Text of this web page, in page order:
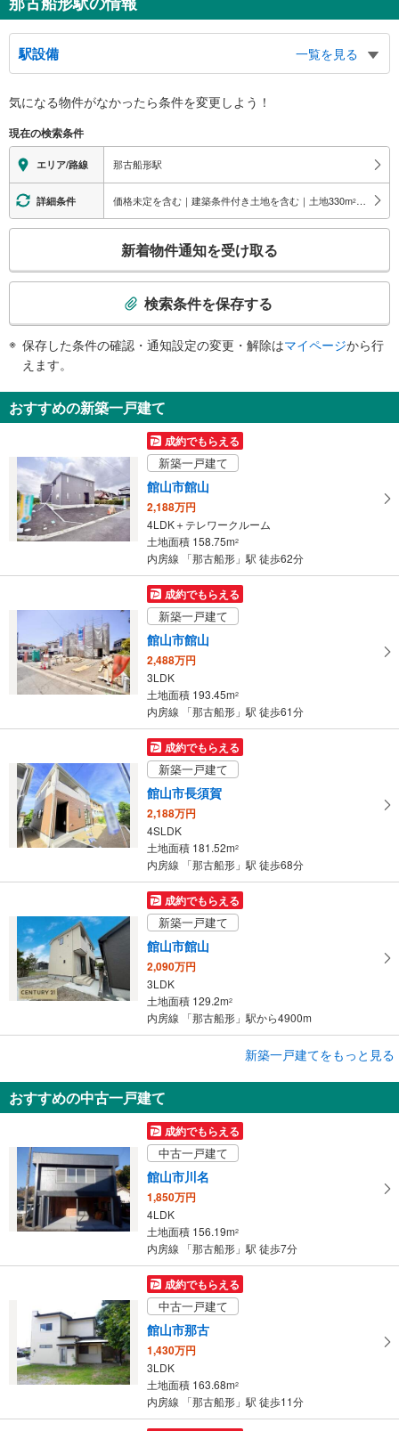
駅設備
一覧を見る
※段差なしでの移動経路
地上⇔改札：○
改札⇔ホーム：×
気になる物件がなかったら条件を変更しよう！
現在の検索条件
エリア/路線 那古船形駅
詳細条件 価格未定を含む｜建築条件付き土地を含む｜土地330m2 以上
検
知
を
け
取
る
・
条
イ
ペ
ー
ジ
存
る
新着物件通知を受け取る
検索条件を保存する
保存した条件の確認・通知設定の変更・解除はマイページから行
えます。
おすすめの新築一戸建て
成約でもらえる
新築一戸建て
館山市館山
2,188万円
4LDK＋テレワークルーム
土地面積 158.75m2
内房線 「那古船形」駅 徒歩62分
成約でもらえる
新築一戸建て
館山市館山
2,488万円
3LDK
土地面積 193.45m2
内房線 「那古船形」駅 徒歩61分
成約でもらえる
新築一戸建て
館山市長須賀
2,188万円
4SLDK
土地面積 181.52m2
内房線 「那古船形」駅 徒歩68分
成約でもらえる
新築一戸建て
館山市館山
2,090万円
3LDK
土地面積 129.2m2
内房線 「那古船形」駅から4900m
館山市香
5,500万円
4LDK
土地面積 198.45m
内房線 「那古船形」駅から8200m
新築一戸建てをもっと見る
おすすめの中古一戸建て
成約でもらえる
中古一戸建て
館山市川名
1,850万円
4LDK
土地面積 156.19m2
内房線 「那古船形」駅 徒歩7分
成約でもらえる
中古一戸建て
館山市那古
1,430万円
3LDK
土地面積 163.68m2
内房線 「那古船形」駅 徒歩11分